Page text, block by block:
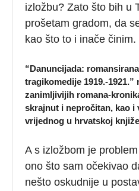
izložbu? Zato što bih u
prošetam gradom, da
kao što to i inače činim.
“Danuncijada:
tragikomedije 1919.-
zanimljivijih romana-
skrajnut i nepročitan, kao i
vrijednog u hrvatskoj
A s izložbom je
ono što sam očekivao
nešto oskudnije u